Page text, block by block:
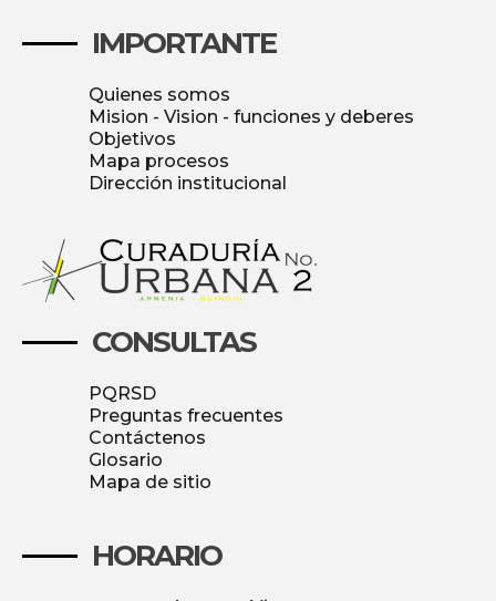
IMPORTANTE
Quienes somos
Mision - Vision - funciones y deberes
Objetivos
Mapa procesos
Dirección institucional
CONSULTAS
PQRSD
Preguntas frecuentes
Contáctenos
Glosario
Mapa de sitio
HORARIO